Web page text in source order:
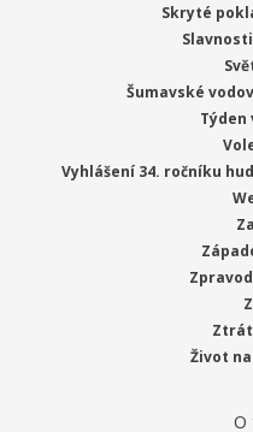
Skryté
Šumavské
Týden
Vyhlášení 34. ročníku
Život
O